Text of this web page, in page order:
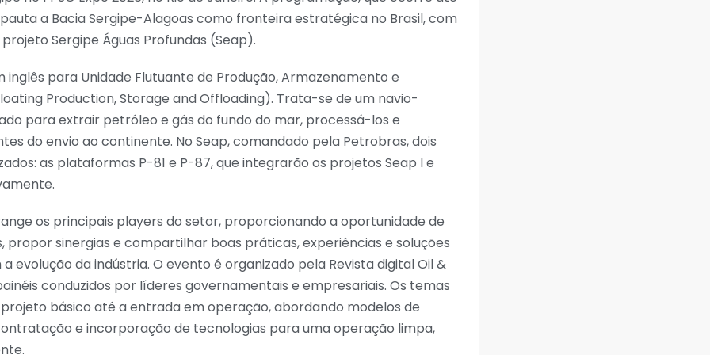
pauta a Bacia Sergipe-Alagoas como fronteira estratégica no Brasil, com
Sergipe Águas Profundas (Seap).
inglês para Unidade Flutuante de Produção, Armazenamento e
Production, Storage and Offloading). Trata-se de um navio-
para extrair petróleo e gás do fundo do mar, processá-los e
do envio ao continente. No Seap, comandado pela Petrobras, dois
as plataformas P-81 e P-87, que integrarão os projetos Seap I e
os principais players do setor, proporcionando a oportunidade de
propor sinergias e compartilhar boas práticas, experiências e soluções
evolução da indústria. O evento é organizado pela Revista digital Oil &
conduzidos por líderes governamentais e empresariais. Os temas
básico até a entrada em operação, abordando modelos de
e incorporação de tecnologias para uma operação limpa,